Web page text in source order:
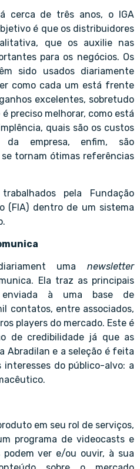
cerca de três anos, o IGA
é que os distribuidores
que os auxilie nas
para os negócios. Os
sido usados diariamente
como cada um está frente
excelentes, sobretudo
preciso melhorar, como está
quais são os custos
empresa, enfim, são
tornam ótimas referências
pela Fundação
(FIA) dentro de um sistema
uma newsletter
Ela traz as principais
à uma base de
contatos, entre associados,
players do mercado. Este é
de credibilidade já que as
Abradilan e a seleção é feita
interesses do público-alvo: a
em seu rol de serviços,
programa de videocasts e
podem ver e/ou ouvir, à sua